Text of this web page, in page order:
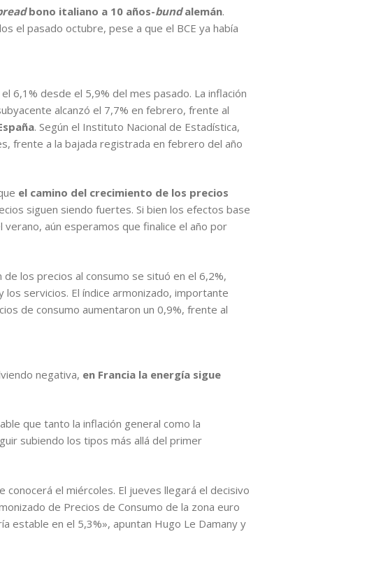
bono italiano a 10 años-bundalemán.
el pasado octubre, pese a que el BCE ya había
6,1% desde el 5,9% del mes pasado. La inflación
alcanzó el 7,7% en febrero, frente al
. Según el Instituto Nacional de Estadística,
frente a la bajada registrada en febrero del año
el camino del crecimiento de los precios
siguen siendo fuertes. Si bien los efectos base
aún esperamos que finalice el año por
los precios al consumo se situó en el 6,2%,
servicios. El índice armonizado, importante
de consumo aumentaron un 0,9%, frente al
negativa, en Francia la energía sigue
que tanto la inflación general como la
subiendo los tipos más allá del primer
conocerá el miércoles. El jueves llegará el decisivo
de Precios de Consumo de la zona euro
estable en el 5,3%», apuntan Hugo Le Damany y